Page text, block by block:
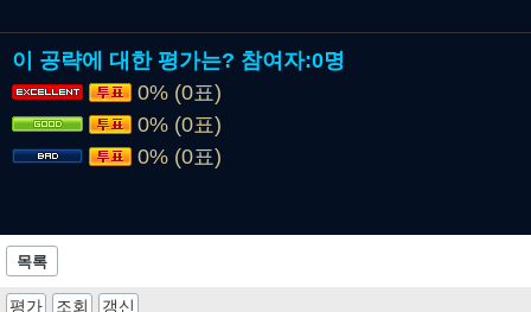
이 공략에 대한 평가는? 참여자:0명
0% (0표)
0% (0표)
0% (0표)
목록
평가 조회 갱신